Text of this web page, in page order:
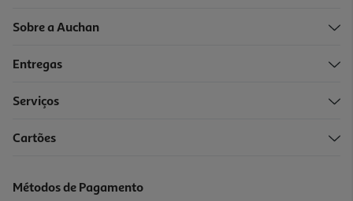
Sobre a Auchan
Entregas
Serviços
Cartões
Métodos de Pagamento